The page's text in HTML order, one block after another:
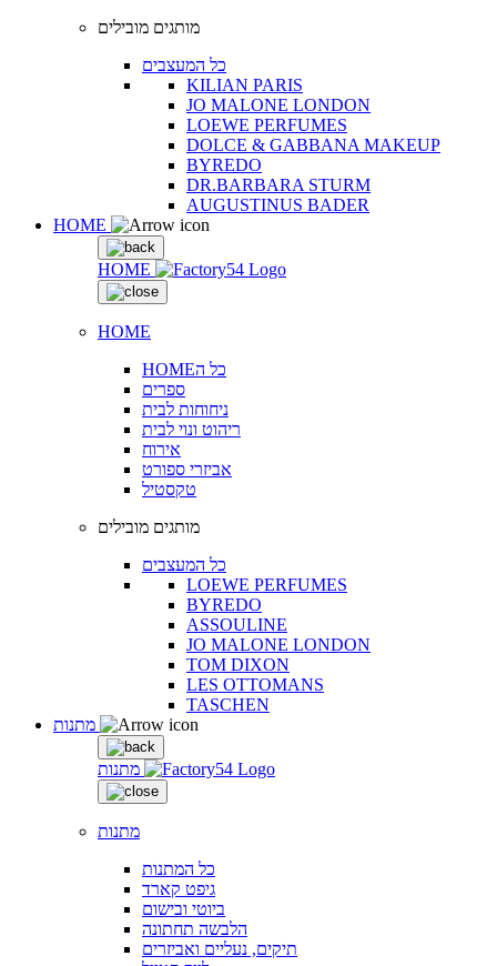
מותגים מובילים
כל המעצבים
KILIAN PARIS
JO MALONE LONDON
LOEWE PERFUMES
DOLCE & GABBANA MAKEUP
BYREDO
DR.BARBARA STURM
AUGUSTINUS BADER
HOME
HOME
HOME
HOMEכל ה
ספרים
ניחוחות לבית
ריהוט ונוי לבית
אירוח
אביזרי ספורט
טקסטיל
מותגים מובילים
כל המעצבים
LOEWE PERFUMES
BYREDO
ASSOULINE
JO MALONE LONDON
TOM DIXON
LES OTTOMANS
TASCHEN
מתנות
מתנות
כל המתנות
גיפט קארד
ביוטי ובישום
הלבשה תחתונה
תיקים, נעליים ואביזרים